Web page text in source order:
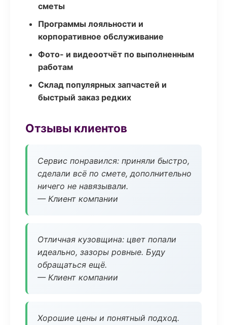
сметы
Программы лояльности и
корпоративное обслуживание
Фото- и видеоотчёт по выполненным
работам
Склад популярных запчастей и
быстрый заказ редких
Отзывы клиентов
Сервис понравился: приняли быстро,
сделали всё по смете, дополнительно
ничего не навязывали.
— Клиент компании
Отличная кузовщина: цвет попали
идеально, зазоры ровные. Буду
обращаться ещё.
— Клиент компании
Хорошие цены и понятный подход.